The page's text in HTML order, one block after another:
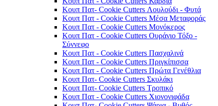
Κουπ Πατ- Cookie Cutters Λουλούδι - Φυτά
Κουπ Πατ - Cookie Cutters Μέσα Μεταφοράς
Κουπ Πατ - Cookie Cutters Μονόκερος
Κουπ Πατ - Cookie Cutters Ουράνιο Τόξο -
Σύννεφο
Κουπ Πατ - Cookie Cutters Πασχαλινά
Κουπ Πατ - Cookie Cutters Πριγκίπισσα
Κουπ Πατ - Cookie Cutters Πρώτα Γενέθλια
Κουπ Πατ- Cookie Cutters Σκυλάκι
Κουπ Πατ- Cookie Cutters Τροπικό
Κουπ Πατ - Cookie Cutters Χιονονιφάδα